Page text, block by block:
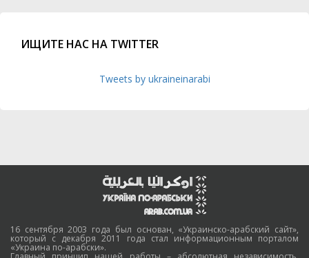
ИЩИТЕ НАС НА TWITTER
Tweets by ukraineinarabi
16 сентября 2003 года был основан, «Украинско-арабский сайт»,
который с декабря 2011 года стал информационным порталом
«Украина по-арабски».